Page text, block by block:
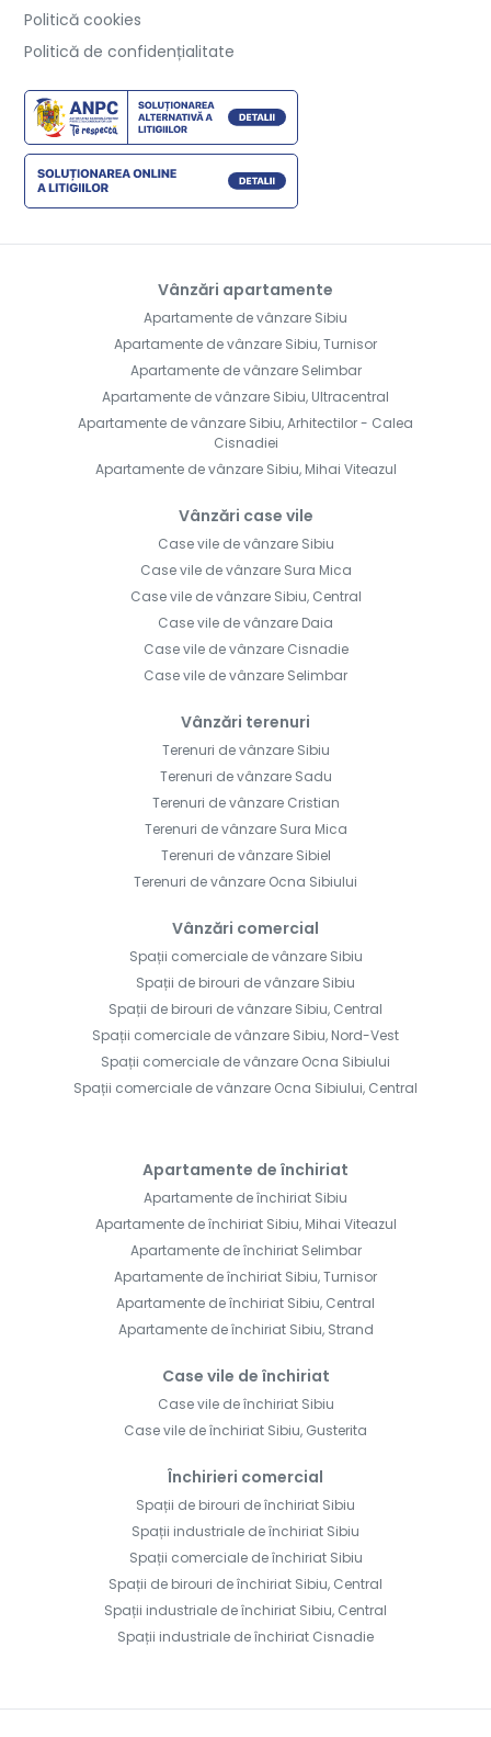
Politică cookies
Politică de confidențialitate
Vânzări apartamente
Apartamente de vânzare Sibiu
Apartamente de vânzare Sibiu, Turnisor
Apartamente de vânzare Selimbar
Apartamente de vânzare Sibiu, Ultracentral
Apartamente de vânzare Sibiu, Arhitectilor - Calea
Cisnadiei
Apartamente de vânzare Sibiu, Mihai Viteazul
Vânzări case vile
Case vile de vânzare Sibiu
Case vile de vânzare Sura Mica
Case vile de vânzare Sibiu, Central
Case vile de vânzare Daia
Case vile de vânzare Cisnadie
Case vile de vânzare Selimbar
Vânzări terenuri
Terenuri de vânzare Sibiu
Terenuri de vânzare Sadu
Terenuri de vânzare Cristian
Terenuri de vânzare Sura Mica
Terenuri de vânzare Sibiel
Terenuri de vânzare Ocna Sibiului
Vânzări comercial
Spații comerciale de vânzare Sibiu
Spații de birouri de vânzare Sibiu
Spații de birouri de vânzare Sibiu, Central
Spații comerciale de vânzare Sibiu, Nord-Vest
Spații comerciale de vânzare Ocna Sibiului
Spații comerciale de vânzare Ocna Sibiului, Central
Apartamente de închiriat
Apartamente de închiriat Sibiu
Apartamente de închiriat Sibiu, Mihai Viteazul
Apartamente de închiriat Selimbar
Apartamente de închiriat Sibiu, Turnisor
Apartamente de închiriat Sibiu, Central
Apartamente de închiriat Sibiu, Strand
Case vile de închiriat
Case vile de închiriat Sibiu
Case vile de închiriat Sibiu, Gusterita
Închirieri comercial
Spații de birouri de închiriat Sibiu
Spații industriale de închiriat Sibiu
Spații comerciale de închiriat Sibiu
Spații de birouri de închiriat Sibiu, Central
Spații industriale de închiriat Sibiu, Central
Spații industriale de închiriat Cisnadie